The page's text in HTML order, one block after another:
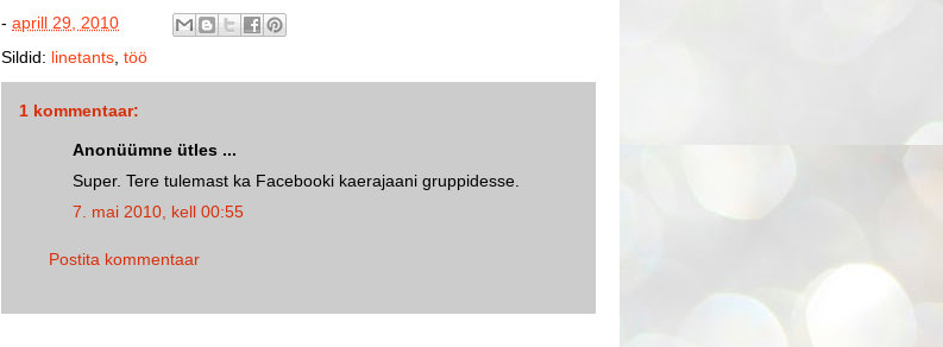
- aprill 29, 2010
Sildid: linetants töö
1 kommentaar:
Anonüümne ütles ...
Super. Tere tulemast ka Facebooki kaerajaani gruppidesse.
7. mai 2010, kell 00:55
Postita kommentaar